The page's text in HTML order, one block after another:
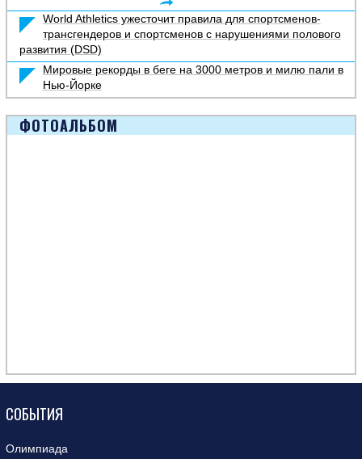
World Athletics ужесточит правила для спортсменов-
трансгендеров и спортсменов с нарушениями полового
развития (DSD)
Мировые рекорды в беге на 3000 метров и милю пали в
Нью-Йорке
ФОТОАЛЬБОМ
СОБЫТИЯ
Олимпиада